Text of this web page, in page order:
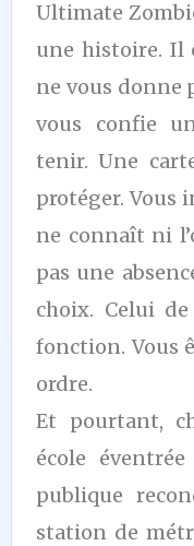
Ultimate
une histoire.
ne vous donne
vous confie
tenir. Une
protéger. Vous
ne connaît ni
pas une
choix. Celui
fonction. Vous
ordre.
Et pourtant,
école
publique
station de